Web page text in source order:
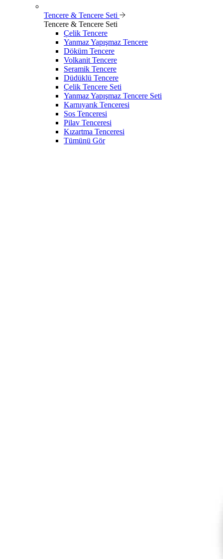
Tencere & Tencere Seti
Tencere & Tencere Seti
Çelik Tencere
Yanmaz Yapışmaz Tencere
Döküm Tencere
Volkanit Tencere
Seramik Tencere
Düdüklü Tencere
Çelik Tencere Seti
Yanmaz Yapışmaz Tencere Seti
Karnıyarık Tenceresi
Sos Tenceresi
Pilav Tenceresi
Kızartma Tenceresi
Tümünü Gör